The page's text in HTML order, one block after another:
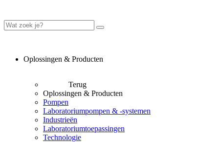
Oplossingen & Producten
Terug
Oplossingen & Producten
Pompen
Laboratoriumpompen & -systemen
Industrieën
Laboratoriumtoepassingen
Technologie